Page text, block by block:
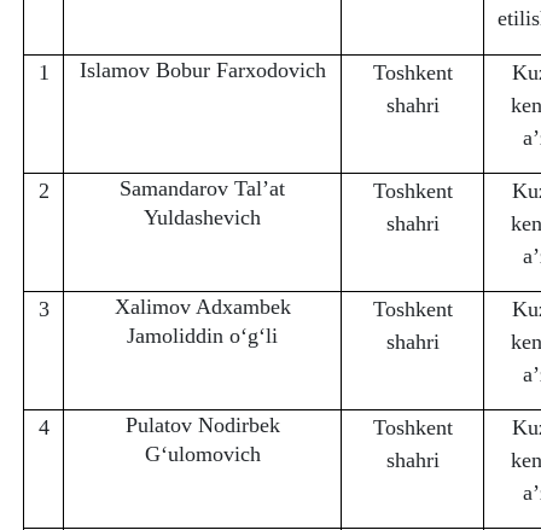
1 Islamov Bobur Farxodovich
Toshkent
shahri
2
Samandarov Tal’at
Yuldashevich
Toshkent
shahri
3
Xalimov Adxambek
Jamoliddin o‘g‘li
Toshkent
shahri
4
Pulatov Nodirbek
G‘ulomovich
Toshkent
shahri